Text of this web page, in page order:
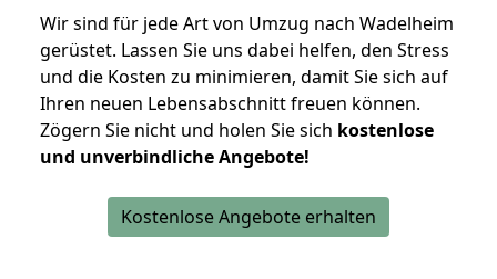
Wir sind für jede Art von Umzug nach Wadelheim
gerüstet. Lassen Sie uns dabei helfen, den Stress
und die Kosten zu minimieren, damit Sie sich auf
Ihren neuen Lebensabschnitt freuen können.
Zögern Sie nicht und holen Sie sich kostenlose
und unverbindliche Angebote!
Kostenlose Angebote erhalten